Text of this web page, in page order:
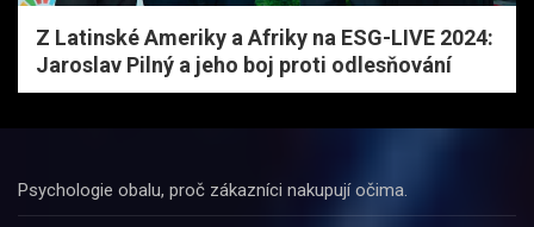
Z Latinské Ameriky a Afriky na ESG-LIVE 2024:
Jaroslav Pilný a jeho boj proti odlesňování
Psychologie obalu, proč zákazníci nakupují očima.